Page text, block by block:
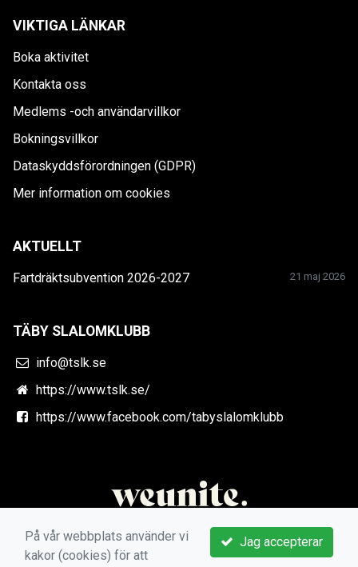
VIKTIGA LÄNKAR
Boka aktivitet
Kontakta oss
Medlems -och användarvillkor
Bokningsvillkor
Dataskyddsförordningen (GDPR)
Mer information om cookies
AKTUELLT
Fartdräktsubvention 2026-2027 21 maj 2026
TÄBY SLALOMKLUBB
info@tslk.se
https://www.tslk.se/
https://www.facebook.com/tabyslalomklubb
Jag accepterar
På vår webbplats använder vi
kakor (cookies) för att